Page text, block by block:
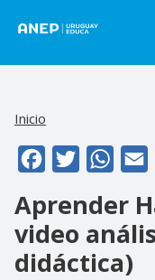
Inicio
FacebookTwitter
Aprender
video
didáctica)